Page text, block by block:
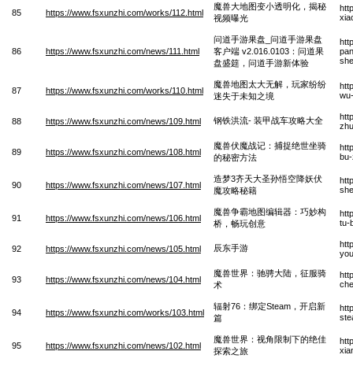
85 https://www.fsxunzhi.com/works/112.html
魔兽大地图变小透明化，揭秘
视频曝光
86 https://www.fsxunzhi.com/news/111.html
问道手游果盘_问道手游果盘
客户端 v2.016.0103：问道果
盘盛筵，问道手游新体验
87 https://www.fsxunzhi.com/works/110.html
魔兽地图太大无解，玩家纷纷
迷失于未知之境
88 https://www.fsxunzhi.com/news/109.html 钢铁洪流- 装甲战车攻略大全
89 https://www.fsxunzhi.com/news/108.html
魔兽伏魔战记：捕捉绝世坐骑
的秘密方法
90 https://www.fsxunzhi.com/news/107.html
造梦3齐天大圣孙悟空降妖伏
魔攻略秘籍
91 https://www.fsxunzhi.com/news/106.html
魔兽争霸地图编辑器：巧妙构
桥，畅玩创意
tu-
92 https://www.fsxunzhi.com/news/105.html 辰东手游
93 https://www.fsxunzhi.com/news/104.html
魔兽世界：驰骋大陆，征服骑
术
94 https://www.fsxunzhi.com/works/103.html
辐射76：绑定Steam，开启新
篇
95 https://www.fsxunzhi.com/news/102.html
魔兽世界：视角限制下的绝佳
探索之旅